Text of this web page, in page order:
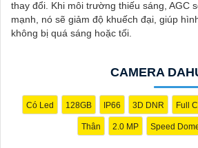
của Camera Dahua có thể thay đổi tùy
Bạn nên tìm hiểu kỹ trước khi đầu tư.🎖️4:
được đánh giá cao với độ phân giải cao,
website thương mại điện tử hoặc tại các
Hy vọng rằng những thông tin trên sẽ
Dahua chính hãng, giá rẻ và chất lượng.
tư vấn thêm, đừng ngần ngại để lại Cung
thay đổi. Khi môi trường thiếu sáng, AGC
mạnh, nó sẽ giảm độ khuếch đại, giúp
không bị quá sáng hoặc tối.
CAMERA
Có Led 128GB IP66 3D DNR Full
Thân 2.0 MP Speed